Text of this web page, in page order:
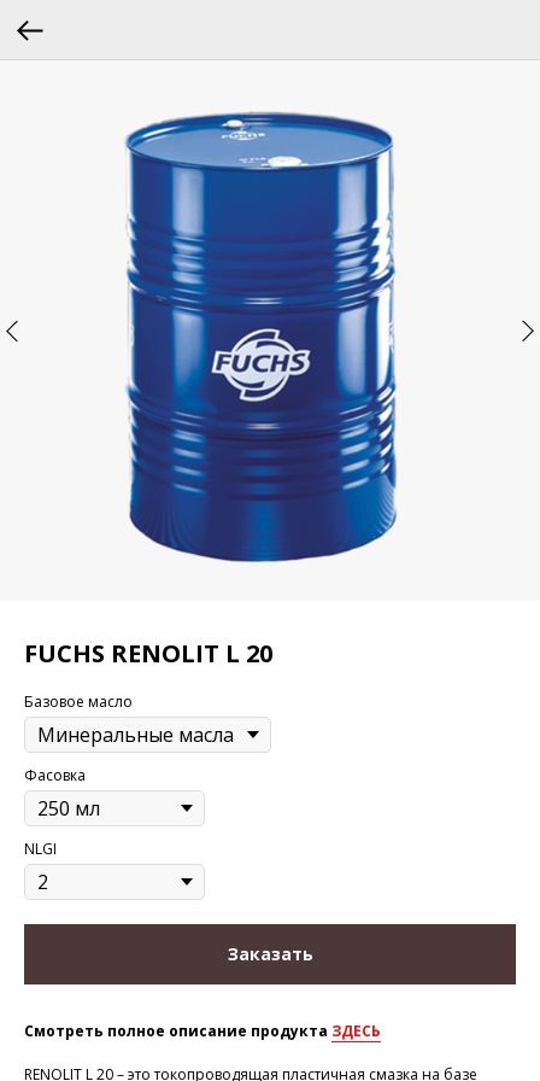
FUCHS RENOLIT L 20
Базовое масло
Фасовка
NLGI
Заказать
Смотреть полное описание продукта ЗДЕСЬ
RENOLIT L 20 – это токопроводящая пластичная смазка на базе